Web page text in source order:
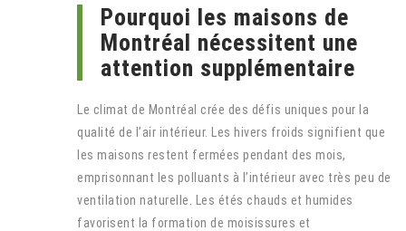
Pourquoi les maisons de
Montréal nécessitent une
attention supplémentaire
Le climat de Montréal crée des défis uniques pour la
qualité de l’air intérieur. Les hivers froids signifient que
les maisons restent fermées pendant des mois,
emprisonnant les polluants à l’intérieur avec très peu de
ventilation naturelle. Les étés chauds et humides
favorisent la formation de moisissures et